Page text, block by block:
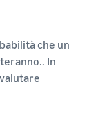
che un
In